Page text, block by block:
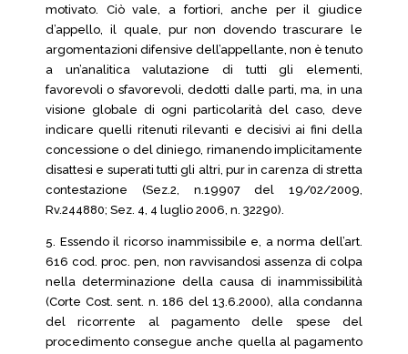
motivato. Ciò vale, a fortiori, anche per il giudice
d’appello, il quale, pur non dovendo trascurare le
argomentazioni difensive dell’appellante, non è tenuto
a un’analitica valutazione di tutti gli elementi,
favorevoli o sfavorevoli, dedotti dalle parti, ma, in una
visione globale di ogni particolarità del caso, deve
indicare quelli ritenuti rilevanti e decisivi ai fini della
concessione o del diniego, rimanendo implicitamente
disattesi e superati tutti gli altri, pur in carenza di stretta
contestazione (Sez.2, n.19907 del 19/02/2009,
Rv.244880; Sez. 4, 4 luglio 2006, n. 32290).
5. Essendo il ricorso inammissibile e, a norma dell’art.
616 cod. proc. pen, non ravvisandosi assenza di colpa
nella determinazione della causa di inammissibilità
(Corte Cost. sent. n. 186 del 13.6.2000), alla condanna
del ricorrente al pagamento delle spese del
procedimento consegue anche quella al pagamento